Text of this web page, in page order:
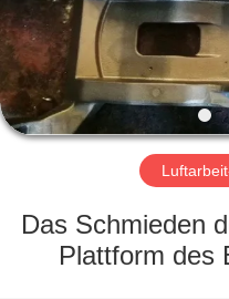
ÜBER
UNS
FABRIK-
AUSFLUG
Das Schmieden
Plattform des